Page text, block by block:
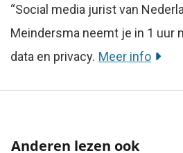
“Social media jurist van
Meindersma neemt je in 1 uur
data en privacy. Meer info
Anderen lezen ook